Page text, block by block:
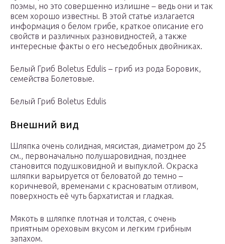
поэмы, но это совершенно излишне – ведь они и так
всем хорошо известны. В этой статье излагается
информация о белом грибе, краткое описание его
свойств и различных разновидностей, а также
интересные факты о его несъедобных двойниках.
Белый Гриб Boletus Edulis – гриб из рода Боровик,
семейства Болетовые.
Белый Гриб Boletus Edulis
Внешний вид
Шляпка очень солидная, мясистая, диаметром до 25
см., первоначально полушаровидная, позднее
становится подушковидной и выпуклой. Окраска
шляпки варьируется от беловатой до темно –
коричневой, временами с красноватым отливом,
поверхность её чуть бархатистая и гладкая.
Мякоть в шляпке плотная и толстая, с очень
приятным ореховым вкусом и легким грибным
запахом.